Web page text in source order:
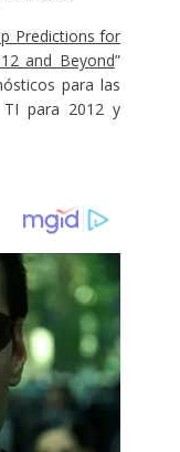
Predictions for
and Beyond”
para las
TI para 2012 y